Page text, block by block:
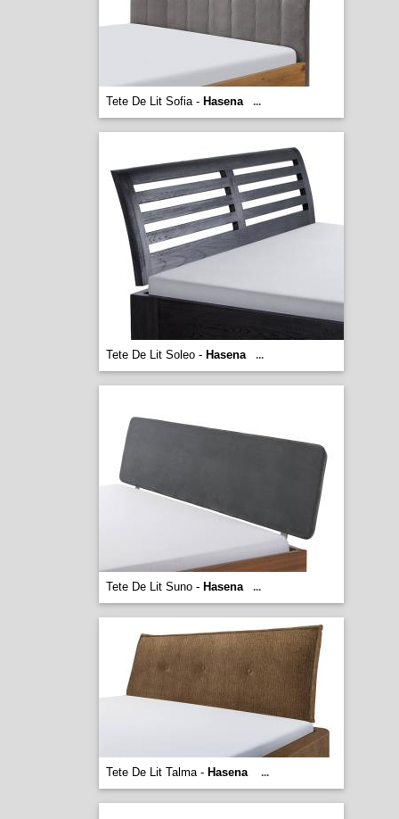
Tete De Lit Sofia - Hasena ...
Tete De Lit Soleo - Hasena ...
Tete De Lit Suno - Hasena ...
Tete De Lit Talma - Hasena ...